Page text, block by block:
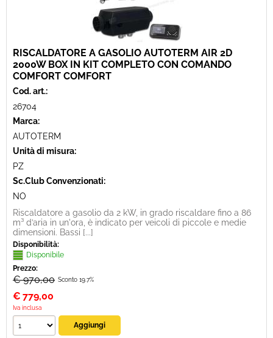
RISCALDATORE A GASOLIO AUTOTERM AIR 2D
2000W BOX IN KIT COMPLETO CON COMANDO
COMFORT COMFORT
Cod. art.:
26704
Marca:
AUTOTERM
Unità di misura:
PZ
Sc.Club Convenzionati:
NO
Riscaldatore a gasolio da 2 kW, in grado riscaldare fino a 86
m³ d’aria in un'ora, è indicato per veicoli di piccole e medie
dimensioni. Bassi [...]
Disponibilità:
Disponibile
Prezzo:
€ 970,00 Sconto 19.7%
€ 779,00
Iva inclusa